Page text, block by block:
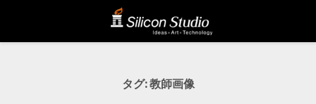
タグ:教師画像